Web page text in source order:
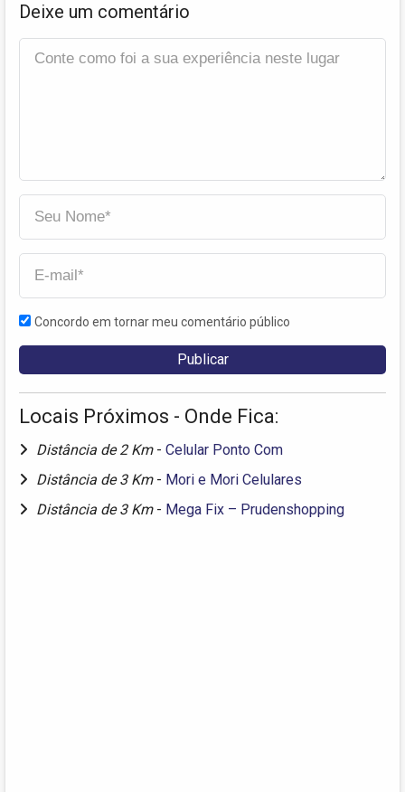
Deixe um comentário
Concordo em tornar meu comentário público
Locais Próximos - Onde Fica:
Distância de 2 Km - Celular Ponto Com
Distância de 3 Km - Mori e Mori Celulares
Distância de 3 Km - Mega Fix – Prudenshopping